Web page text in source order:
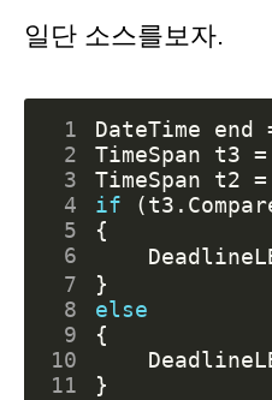
일단 소스를보자.
1 DateTime end
2
TimeSpan t3 =
3
TimeSpan t2 =
4
if (t3 .
5
{
6
7
}
8
else
9
{
10
11
}